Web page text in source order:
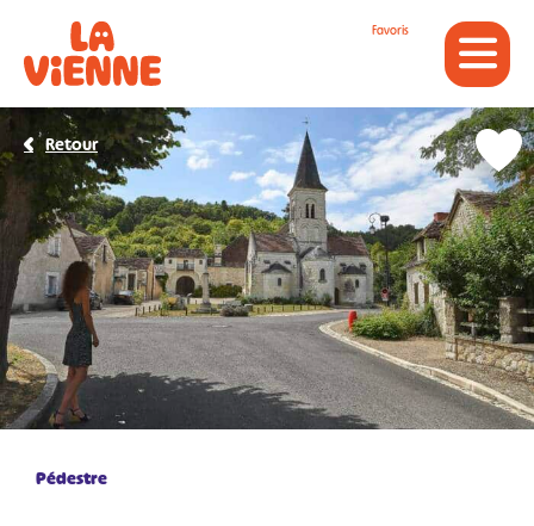
Favoris
Pédestre
Retour